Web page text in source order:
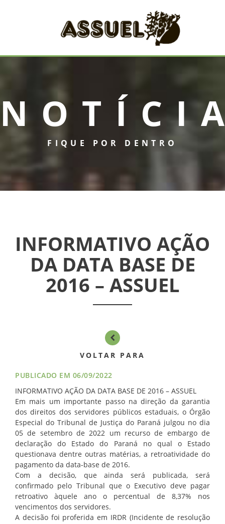
INICIAL
ASSUEL
ASSEMBLÉIAS
NOTÍCIAS
AROEIRA
CONTATO
FIQUE POR DENTRO
INFORMATIVO AÇÃO
DA DATA BASE DE
2016 – ASSUEL
VOLTAR PARA
PUBLICADO EM 06/09/2022
INFORMATIVO AÇÃO DA DATA BASE DE 2016 – ASSUEL
Em mais um importante passo na direção da garantia
dos direitos dos servidores públicos estaduais, o Órgão
Especial do Tribunal de Justiça do Paraná julgou no dia
05 de setembro de 2022 um recurso de embargo de
declaração do Estado do Paraná no qual o Estado
questionava dentre outras matérias, a retroatividade do
pagamento da data-base de 2016.
Com a decisão, que ainda será publicada, será
confirmado pelo Tribunal que o Executivo deve pagar
retroativo àquele ano o percentual de 8,37% nos
vencimentos dos servidores.
A decisão foi proferida em IRDR (Incidente de resolução